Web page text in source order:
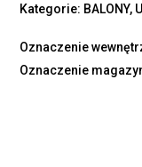
Kategorie: BALONY,
Oznaczenie
Oznaczenie